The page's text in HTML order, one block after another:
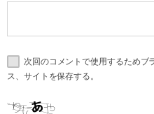
次回のコメントで使用するためブ
ス、サイトを保存する。